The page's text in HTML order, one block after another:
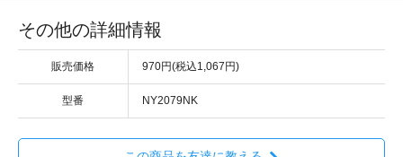
その他の詳細情報
販売価格 970円(税込1,067円)
型番 NY2079NK